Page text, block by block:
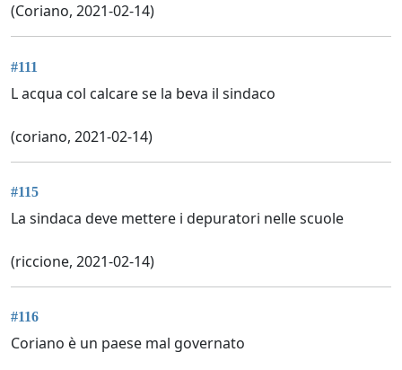
(Coriano, 2021-02-14)
#111
L acqua col calcare se la beva il sindaco
(coriano, 2021-02-14)
#115
La sindaca deve mettere i depuratori nelle scuole
(riccione, 2021-02-14)
#116
Coriano è un paese mal governato